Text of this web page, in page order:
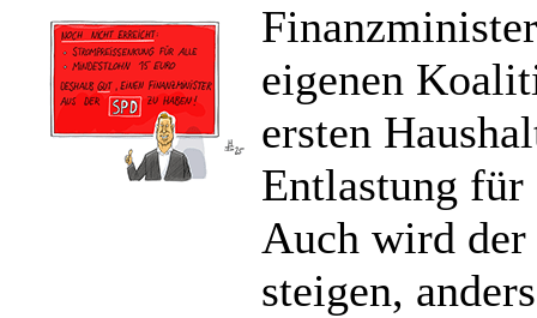
eigenen
ersten
Entlastung
Auch wird
steigen,